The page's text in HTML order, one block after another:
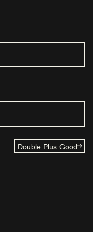
Double Plus Good